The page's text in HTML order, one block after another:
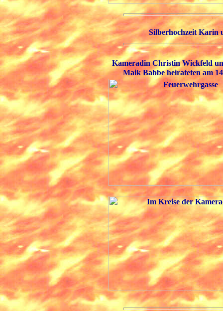
Silberhochzeit Karin
Kameradin Christin Wickfeld
Maik Babbe heirateten am